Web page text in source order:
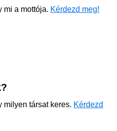
mi a mottója. Kérdezd meg!
milyen társat keres. Kérdezd